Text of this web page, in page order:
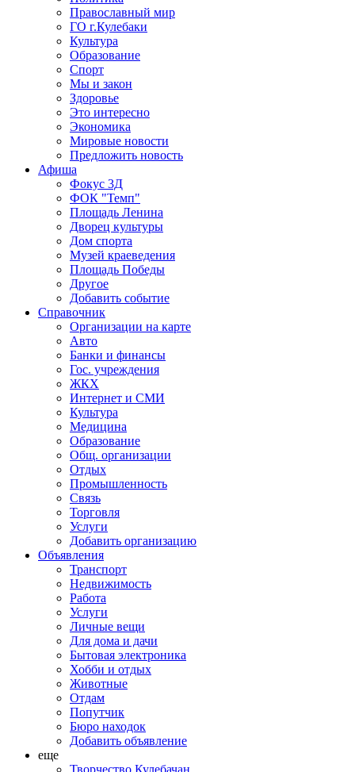
Православный мир
ГО г.Кулебаки
Культура
Образование
Спорт
Мы и закон
Здоровье
Это интересно
Экономика
Мировые новости
Предложить новость
Афиша
Фокус 3Д
ФОК "Темп"
Площадь Ленина
Дворец культуры
Дом спорта
Музей краеведения
Площадь Победы
Другое
Добавить событие
Справочник
Организации на карте
Авто
Банки и финансы
Гос. учреждения
ЖКХ
Интернет и СМИ
Культура
Медицина
Образование
Общ. организации
Отдых
Промышленность
Связь
Торговля
Услуги
Добавить организацию
Объявления
Транспорт
Недвижимость
Работа
Услуги
Личные вещи
Для дома и дачи
Бытовая электроника
Хобби и отдых
Животные
Отдам
Попутчик
Бюро находок
Добавить объявление
еще